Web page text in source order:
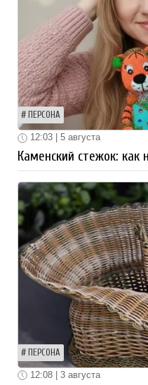
ПЕРСОНА
12:03 | 5 августа
Каменский стежок: как
ПЕРСОНА
12:08 | 3 августа